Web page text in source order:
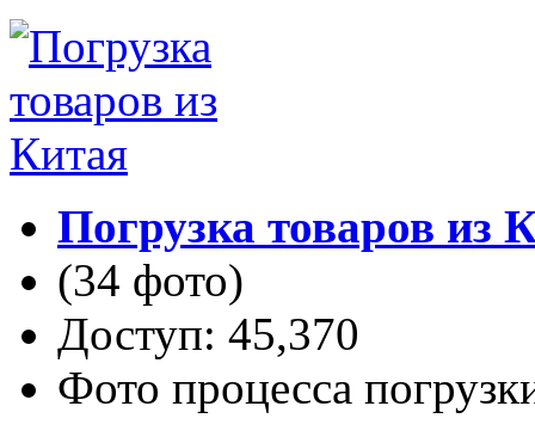
Погрузка товаров из
(34 фото)
Доступ: 45,370
Фото процесса